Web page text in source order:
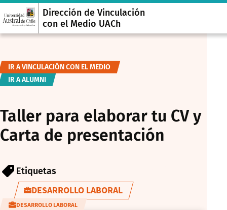
Dirección de Vinculación
con el Medio UACh
IR A VINCULACIÓN CON EL MEDIO
IR A ALUMNI
Taller para elaborar tu CV y
Carta de presentación
Etiquetas
DESARROLLO LABORAL
DESARROLLO LABORAL